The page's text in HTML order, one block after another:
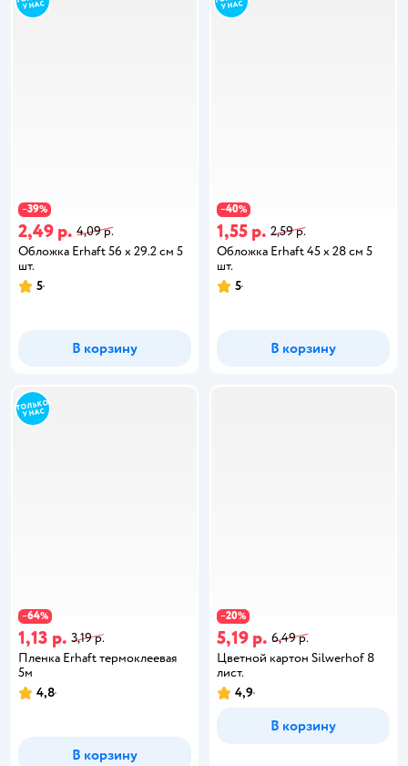
−39%
2,49 р. 4,09 р.
Обложка Erhaft 56 x 29.2 см 5
шт.
5
В корзину
−40%
1,55 р. 2,59 р.
Обложка Erhaft 45 x 28 см 5
шт.
5
В корзину
−64%
1,13 р. 3,19 р.
Пленка Erhaft термоклеевая
5м
4,8
В корзину
−20%
5,19 р. 6,49 р.
Цветной картон Silwerhof 8
лист.
4,9
В корзину